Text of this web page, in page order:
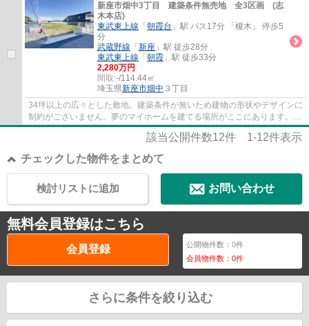
新座市畑中3丁目 建築条件無売地 全3区画 (志
木本店)
東武東上線 「 朝霞台 」駅 バス17分 「榎木」 停歩5
分
武蔵野線 「 新座 」駅 徒歩28分
東武東上線 「 朝霞 」駅 徒歩33分
2,280万円
間取:-/114.44㎡
埼玉県新座市畑中 ３丁目
34坪以上の広々とした敷地。建築条件が無いため建物の形状やデザインに
制約がございません。夢のマイホームを建てる場所がここにあります。自
由な発想で理想の暮らしを実現しませんか。
該当公開件数12件 1-12件表示
チェックした物件をまとめて
お問い合わせ
検討リストに追加
無料会員登録はこちら
会員登録 公開物件数：0件
会員物件数：0件
さらに条件を絞り込む